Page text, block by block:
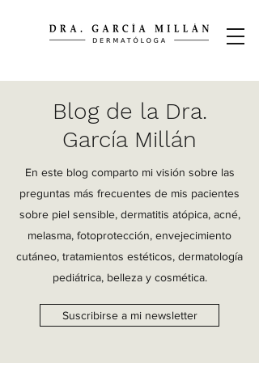
Blog de la Dra.
García Millán
En este blog comparto mi visión sobre las
preguntas más frecuentes de mis pacientes
sobre piel sensible, dermatitis atópica, acné,
melasma, fotoprotección, envejecimiento
cutáneo, tratamientos estéticos, dermatología
pediátrica, belleza y cosmética.
Suscribirse a mi newsletter